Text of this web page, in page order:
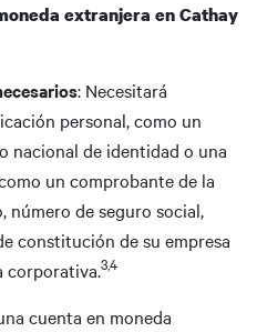
extranjera en Cathay
: Necesitará
personal, como un
nacional de identidad o una
un comprobante de la
número de seguro social,
constitución de su empresa
corporativa.3,4
cuenta en moneda